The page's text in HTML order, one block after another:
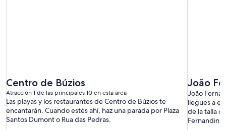
Centro de Búzios
Atracción 1 de las principales 10 en esta área
Las playas y los restaurantes de Centro de Búzios te
encantarán. Cuando estés ahí, haz una parada por Plaza
Santos Dumont o Rua das Pedras.
João
João
llegues a
de la talla